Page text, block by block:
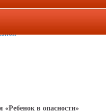
«Ребенок в опасности»